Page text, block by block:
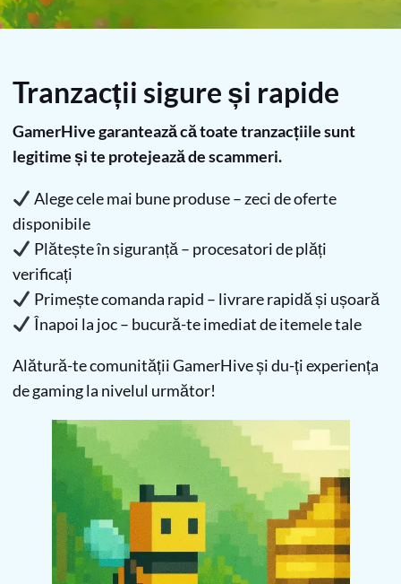
Tranzacții sigure și rapide
GamerHive garantează că toate tranzacțiile sunt
legitime și te protejează de scammeri.
Alege cele mai bune produse – zeci de oferte
disponibile
Plătește în siguranță – procesatori de plăți
verificați
Primește comanda rapid – livrare rapidă și ușoară
Înapoi la joc – bucură-te imediat de itemele tale
Alătură-te comunității GamerHive și du-ți experiența
de gaming la nivelul următor!